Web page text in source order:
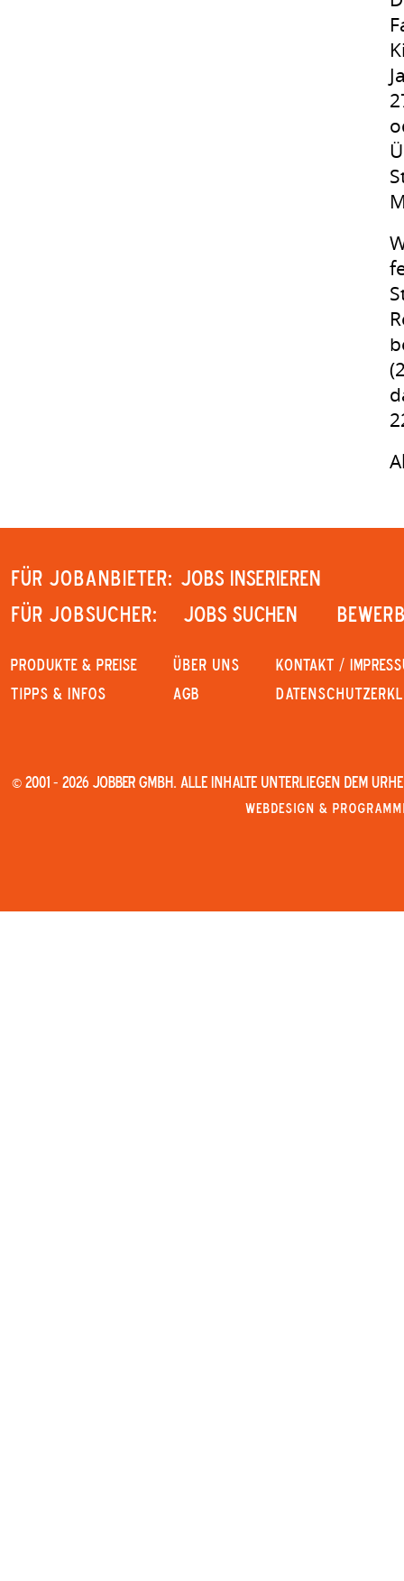
Für Jobanbieter: JOBS INSERIEREN
Für Jobsucher:
JOBS SUCHEN
PRODUKTE & PREISE
Tipps & Infos
Über uns
AGB
KONTAKT /
© 2001 - 2026 JOBBER GmbH. Alle Inhalte unterliegen dem
Webdesign &